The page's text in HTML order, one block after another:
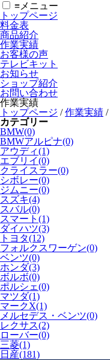
≡ メニュー
トップページ
料金表
商品紹介
作業実績
お客様の声
テレビキット
お知らせ
ショップ紹介
お問い合わせ
作業実績
トップページ /作業実績 /
カテゴリー
BMW(0)
BMWアルピナ(0)
アウディ(1)
エブリイ(0)
クライスラー(0)
シボレー(0)
ジムニー(0)
スズキ(4)
スバル(0)
スマート(1)
ダイハツ(3)
トヨタ(12)
フォルクスワーゲン(0)
ベンツ(0)
ホンダ(3)
ボルボ(0)
ポルシェ(0)
マツダ(1)
マークX(1)
メルセデス・ベンツ(0)
レクサス(2)
ローバー(0)
三菱(1)
日産(181)